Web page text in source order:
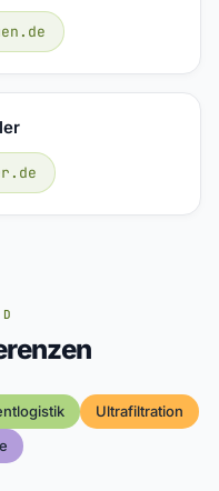
Ultrafiltration